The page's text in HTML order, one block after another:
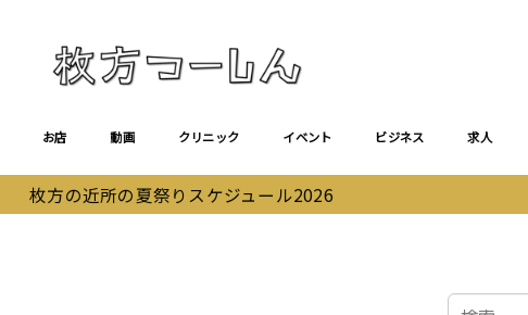
お店 動画 クリニック イベント ビジネス 求人
枚方の近所の夏祭りスケジュール2026
検